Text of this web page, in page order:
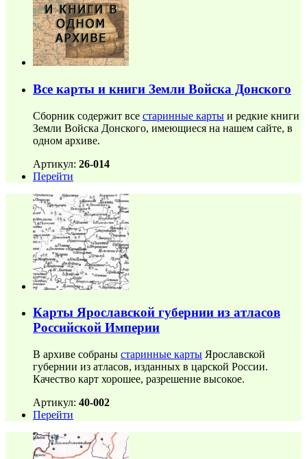
Все карты и книги Земли Войска Донского
Сборник содержит все старинные карты и редкие книги
Земли Войска Донского, имеющиеся на нашем сайте, в
одном архиве.
Артикул: 26-014
Перейти
Карты Ярославской губернии из атласов
Российской Империи
В архиве собраны старинные карты Ярославской
губернии из атласов, изданных в царской России.
Качество карт хорошее, разрешение высокое.
Артикул: 40-002
Перейти